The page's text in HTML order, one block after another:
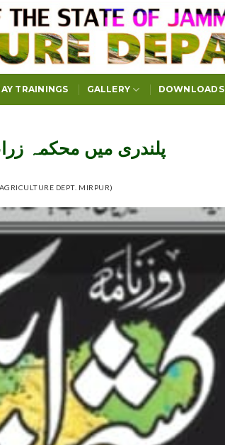
TRAININGS GALLERY DOWNLOADS
پلندری میں محکمہ
DEPT. MIRPUR)